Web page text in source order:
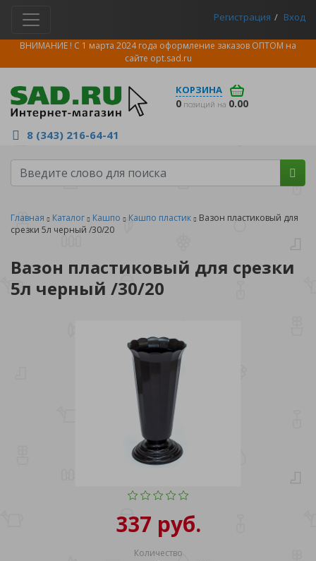
Регистрация Вход
ВНИМАНИЕ ! С 1 марта 2024 года оформление заказов ОПТОМ на
сайте opt.sad.ru
КОРЗИНА
0 позиций на 0.00
8 (343) 216-64-41
Главная Каталог Кашпо Кашпо пластик
Вазон пластиковый для
срезки 5л черный /30/20
Вазон пластиковый для срезки
5л черный /30/20
337 руб.
Количество